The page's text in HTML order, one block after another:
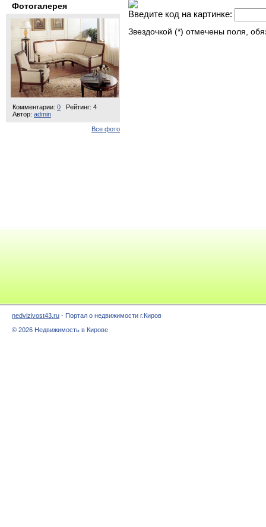
Фотогалерея
Комментарии: 0
Рейтинг: 4
Автор: admin
Все фото
Введите код на картинке:
Звездочкой (*) отмечены поля,
nedvizivost43.ru - Портал о недвижимости г.Киров
© 2026 Недвижимость в Кирове